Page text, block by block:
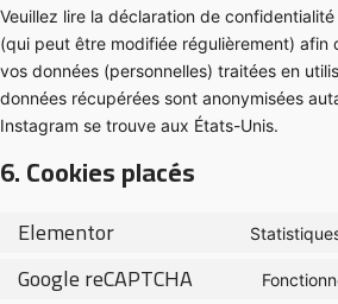
Veuillez lire la déclaration de
(qui peut être modifiée régulièrement) afin
vos données (personnelles) traitées en
données récupérées sont anonymisées
Instagram se trouve aux États-Unis.
6. Cookies placés
Elementor
Google reCAPTCHA